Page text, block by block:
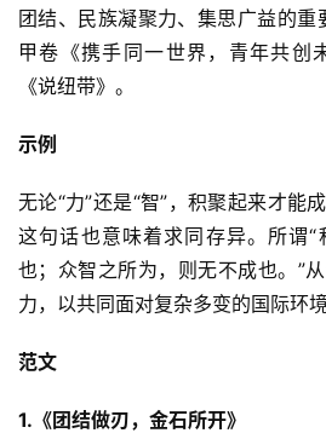
团结、民族凝聚力、集思广益的
甲卷《携手同一世界，青年共创
《说纽带》。
示例
无论“力”还是“智”，积聚起来才能
这句话也意味着求同存异。所谓
也；众智之所为，则无不成也。”
力，以共同面对复杂多变的国际环境
范文
1.《团结做刃，金石所开》